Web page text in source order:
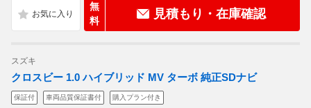
無
料
見積もり・在庫確認
スズキ
クロスビー 1.0 ハイブリッド MV ターボ 純正SDナビ
保証付 車両品質保証書付 購入プラン付き